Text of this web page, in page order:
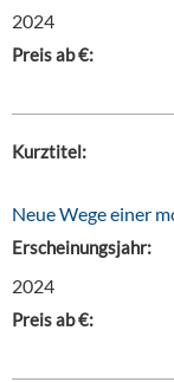
2024
Preis ab €:
Kurztitel:
Neue Wege einer
Erscheinungsjahr:
2024
Preis ab €: